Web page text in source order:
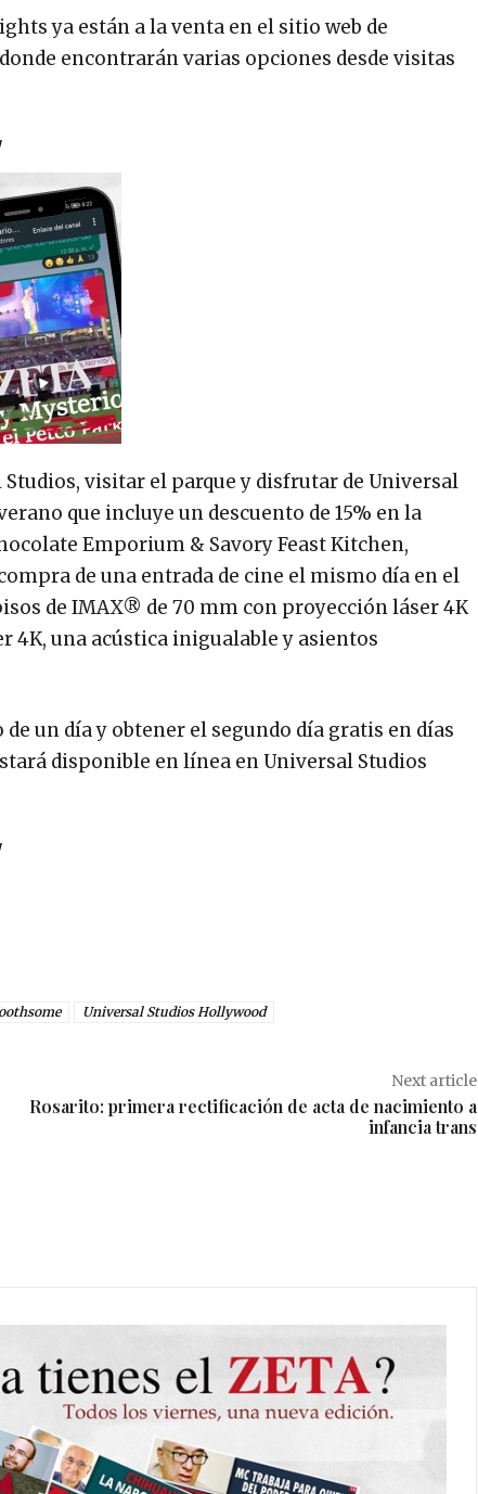
ya están a la venta en el sitio web de
encontrarán varias opciones desde visitas
visitar el parque y disfrutar de Universal
que incluye un descuento de 15% en la
Emporium & Savory Feast Kitchen,
de una entrada de cine el mismo día en el
de IMAX® de 70 mm con proyección láser 4K
4K, una acústica inigualable y asientos
un día y obtener el segundo día gratis en días
disponible en línea en Universal Studios
Universal Studios Hollywood
Next article
Rosarito: primera rectificación de acta de nacimiento a
infancia trans